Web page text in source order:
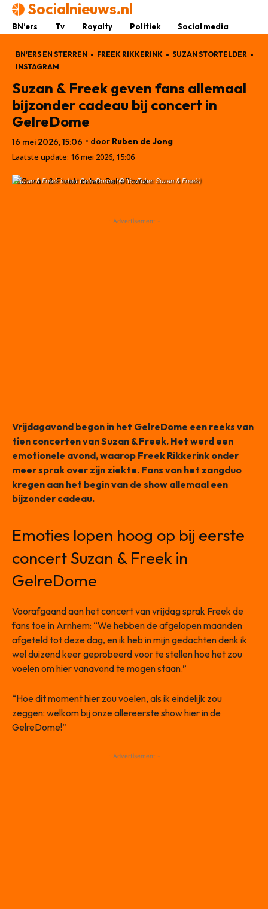
Socialnieuws.nl
BN’ers Tv Royalty Politiek Social media
BN'ERS EN STERREN FREEK RIKKERINK
SUZAN STORTELDER
INSTAGRAM
Suzan & Freek geven fans allemaal
bijzonder cadeau bij concert in
GelreDome
16 mei 2026, 15:06 • door Ruben de Jong
Laatste update: 16 mei 2026, 15:06
Suzan & Freek in het GelreDome (© YouTube: Suzan & Freek)
- Advertisement -
Vrijdagavond begon in het GelreDome een reeks van
tien concerten van Suzan & Freek. Het werd een
emotionele avond, waarop Freek Rikkerink onder
meer sprak over zijn ziekte. Fans van het zangduo
kregen aan het begin van de show allemaal een
bijzonder cadeau.
Emoties lopen hoog op bij eerste
concert Suzan & Freek in
GelreDome
Voorafgaand aan het concert van vrijdag sprak Freek de
fans toe in Arnhem: “We hebben de afgelopen maanden
afgeteld tot deze dag, en ik heb in mijn gedachten denk ik
wel duizend keer geprobeerd voor te stellen hoe het zou
voelen om hier vanavond te mogen staan.”
“Hoe dit moment hier zou voelen, als ik eindelijk zou
zeggen: welkom bij onze allereerste show hier in de
GelreDome!”
- Advertisement -